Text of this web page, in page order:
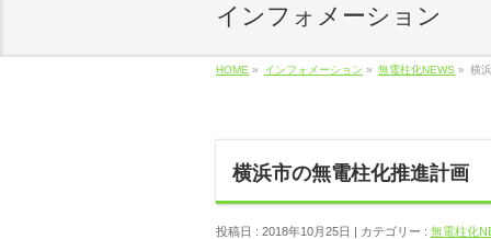
インフォメーション
HOME » インフォメーション » 無電柱化NEWS » 横
横浜市の無電柱化推進計画
投稿日 : 2018年10月25日 | カテゴリー : 無電柱化